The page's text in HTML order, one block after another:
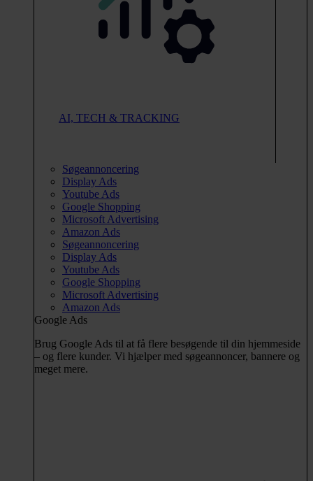
AI, TECH & TRACKING
Søgeannoncering
Display Ads
Youtube Ads
Google Shopping
Microsoft Advertising
Amazon Ads
Søgeannoncering
Display Ads
Youtube Ads
Google Shopping
Microsoft Advertising
Amazon Ads
Google Ads
Brug Google Ads til at få flere besøgende til din hjemmeside
– og flere kunder. Vi hjælper med søgeannoncer, bannere og
meget mere.